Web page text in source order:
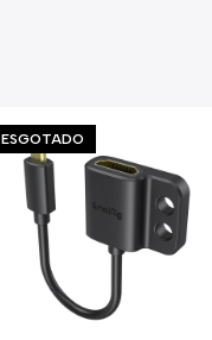
ESGOTADO